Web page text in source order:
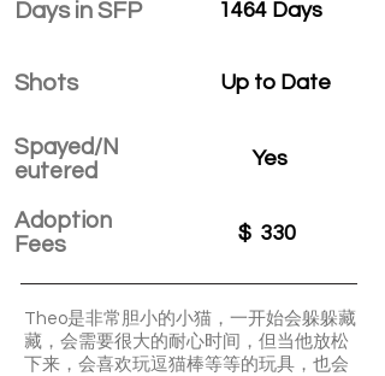
Days in SFP
Shots
Spayed/N
eutered
Adoption
Fees
1464 Days
Up to Date
Yes
$ 330
Theo是非常胆小的小猫，一开始会躲躲藏
藏，会需要很大的耐心时间，但当他放松
下来，会喜欢玩逗猫棒等等的玩具，也会